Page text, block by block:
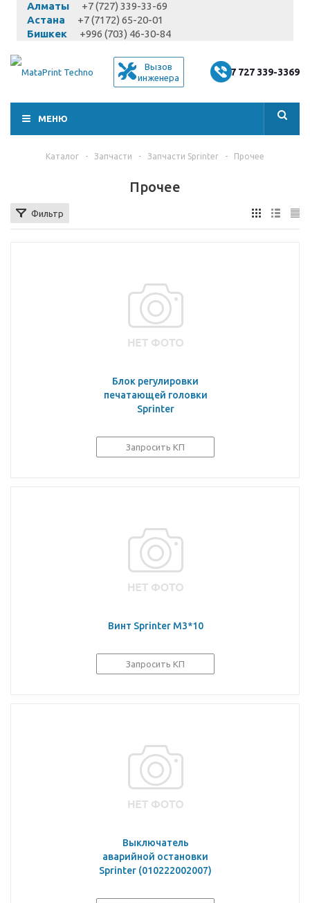
Алматы
+7 (727) 339-33-69
Астана
+7 (7172) 65-20-01
Бишкек
+996 (703) 46-30-84
Вызов
инженера
+7 727 339-3369
МЕНЮ
Каталог - Запчасти - Запчасти Sprinter - Прочее
Прочее
Фильтр
Блок регулировки
печатающей головки
Sprinter
Запросить КП
Винт Sprinter M3*10
Запросить КП
Выключатель
аварийной остановки
Sprinter (010222002007)